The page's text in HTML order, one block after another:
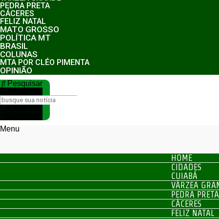
PEDRA PRETA
CÁCERES
FELIZ NATAL
MATO GROSSO
POLÍTICA MT
BRASIL
COLUNAS
MTA POR CLÉO PIMENTA
OPINIÃO
Pesquisar
Menu
HOME
CIDADES
CUIABÁ
VÁRZEA
PEDRA PRETA
CÁCERES
FELIZ NATAL